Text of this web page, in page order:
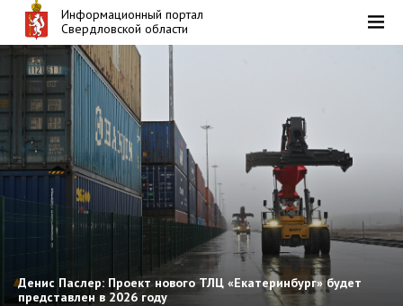
Информационный портал
Свердловской области
Денис Паслер: Проект нового ТЛЦ «Екатеринбург» будет
представлен в 2026 году